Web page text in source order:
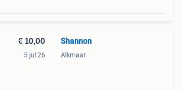
€ 10,00
5 jul 26
Shannon
Alkmaar